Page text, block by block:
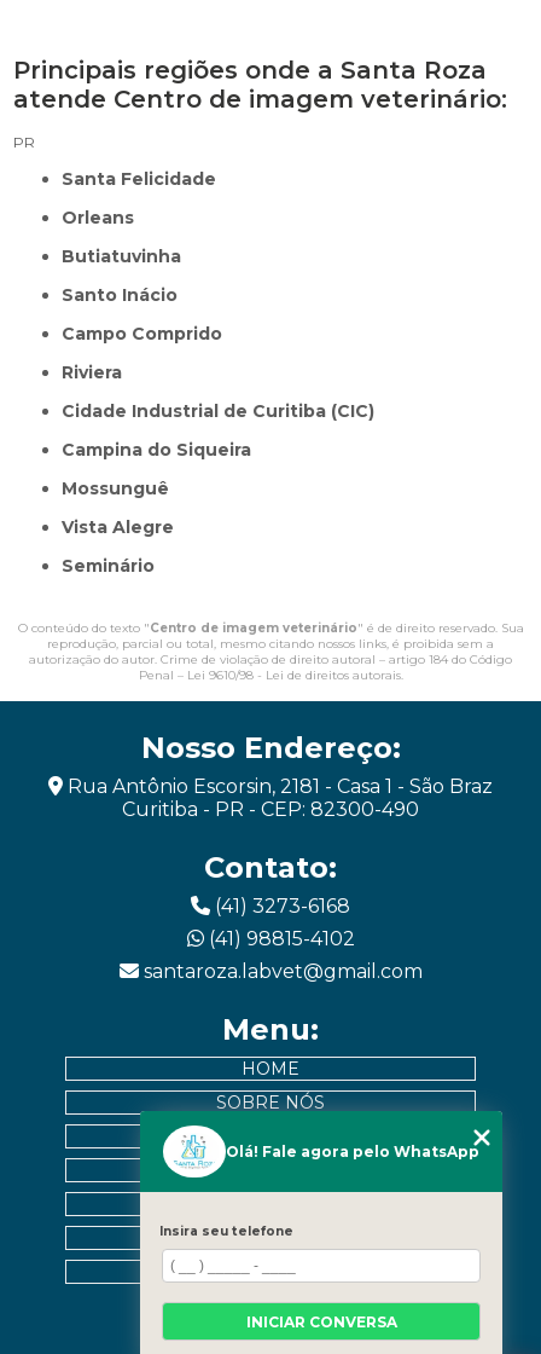
Principais regiões onde a Santa Roza
atende Centro de imagem veterinário:
PR
Santa Felicidade
Orleans
Butiatuvinha
Santo Inácio
Campo Comprido
Riviera
Cidade Industrial de Curitiba (CIC)
Campina do Siqueira
Mossunguê
Vista Alegre
Seminário
O conteúdo do texto "Centro de imagem veterinário" é de direito reservado. Sua
reprodução, parcial ou total, mesmo citando nossos links, é proibida sem a
autorização do autor. Crime de violação de direito autoral – artigo 184 do Código
Penal – Lei 9610/98 - Lei de direitos autorais.
Nosso Endereço:
Rua Antônio Escorsin, 2181 - Casa 1 - São Braz
Curitiba - PR - CEP: 82300-490
Contato:
(41) 3273-6168
(41) 98815-4102
santaroza.labvet@gmail.com
Menu:
HOME
SOBRE NÓS
MURAL DE PACIENTES
CATEGORIAS
MAPA DO SITE
Horários:
Olá! Fale agora pelo WhatsApp
Insira seu telefone
INICIAR CONVERSA